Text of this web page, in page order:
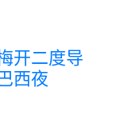
开二度导
西夜